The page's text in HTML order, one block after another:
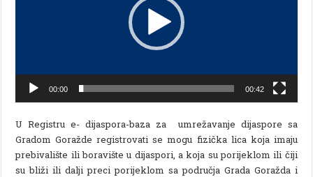
00:00 00:42
U Registru e- dijaspora-baza za umrežavanje dijaspore sa
Gradom Goražde registrovati se mogu fizička lica koja imaju
prebivalište ili boravište u dijaspori, a koja su porijeklom ili čiji
su bliži ili dalji preci porijeklom sa područja Grada Goražda i